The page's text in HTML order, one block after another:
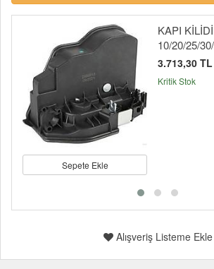
Sepete Ekle
KAPI
10/20/25/
3.713,30 TL
Kritik Stok
Alışveriş Listeme Ekle